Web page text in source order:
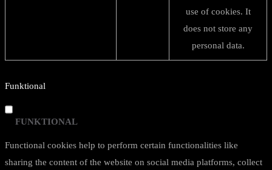
use of cookies. It
does not store any
personal data.
Funktional
FUNKTIONAL
Functional cookies help to perform certain functionalities like
sharing the content of the website on social media platforms, collect